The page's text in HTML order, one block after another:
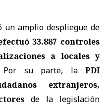
un amplio despliegue de
33.887 controles
a locales y
Por su parte, la PDI
extranjeros,
de la legislación